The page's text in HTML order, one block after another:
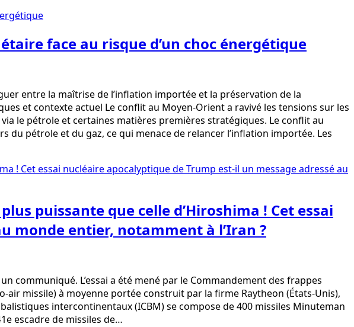
face au risque d’un choc énergétique
entre la maîtrise de l’inflation importée et la préservation de la
et contexte actuel Le conflit au Moyen-Orient a ravivé les tensions sur les
le pétrole et certaines matières premières stratégiques. Le conflit au
pétrole et du gaz, ce qui menace de relancer l’inflation importée. Les
puissante que celle d’Hiroshima ! Cet essai
monde entier, notamment à l’Iran ?
communiqué. L’essai a été mené par le Commandement des frappes
air missile) à moyenne portée construit par la firme Raytheon (États-Unis),
intercontinentaux (ICBM) se compose de 400 missiles Minuteman
escadre de missiles de…